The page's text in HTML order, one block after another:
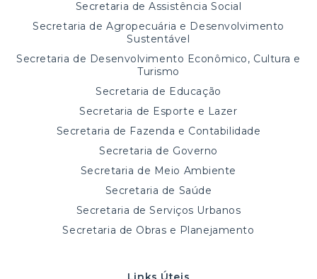
Secretaria de Assistência Social
Secretaria de Agropecuária e Desenvolvimento
Sustentável
Secretaria de Desenvolvimento Econômico, Cultura e
Turismo
Secretaria de Educação
Secretaria de Esporte e Lazer
Secretaria de Fazenda e Contabilidade
Secretaria de Governo
Secretaria de Meio Ambiente
Secretaria de Saúde
Secretaria de Serviços Urbanos
Secretaria de Obras e Planejamento